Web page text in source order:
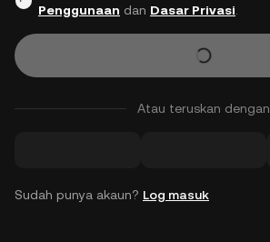
Penggunaan dan Dasar Privasi
Atau teruskan dengan
Sudah punya akaun? Log masuk